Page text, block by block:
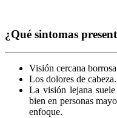
¿Qué sintomas
Visión cercana
Los dolores de cabeza.
La visión lejana suele
bien en personas
enfoque.